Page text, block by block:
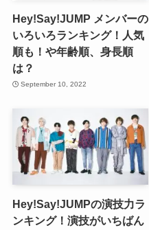
Hey!Say!JUMP メンバーの
いろいろランキング！人気
順も！や年齢順、身長順
は？
September 10, 2022
Hey!Say!JUMPの演技力ラ
ンキング！演技がいちばん